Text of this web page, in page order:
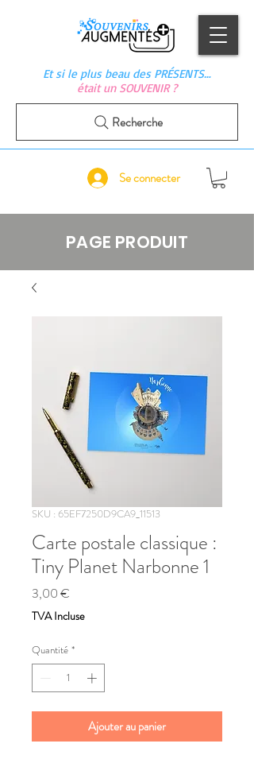
Et si le plus beau des PRÉSENTS…
était un SOUVENIR ?
Se connecter
Recherche
PAGE PRODUIT
SKU : 65EF7250D9CA9_11513
Carte postale classique :
Tiny Planet Narbonne 1
3,00 €
TVA Incluse
Quantité *
Ajouter au panier